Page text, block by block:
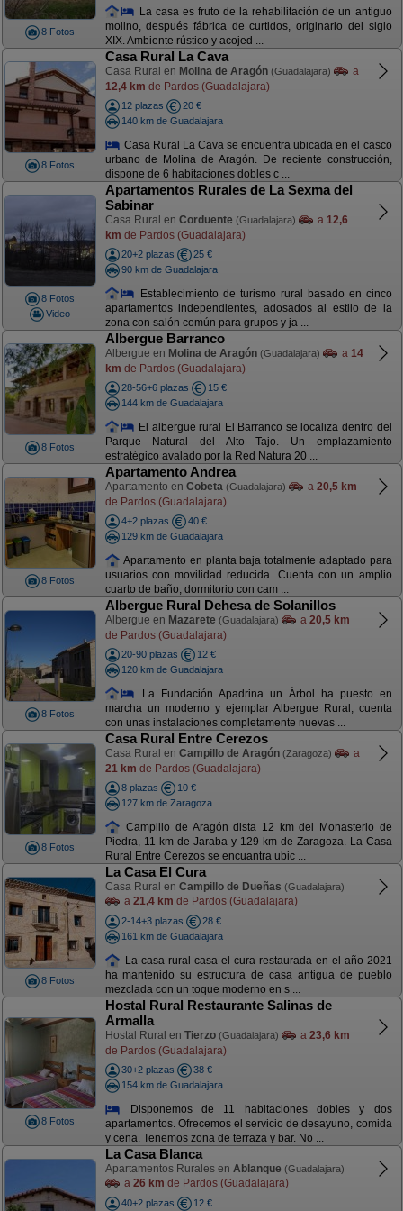
8 Fotos
La casa es fruto de la rehabilitación de un antiguo
molino, después fábrica de curtidos, originario del siglo
XIX. Ambiente rústico y acojed ...
8 Fotos
Casa Rural La Cava
Casa Rural en Molina de Aragón (Guadalajara)
a
12,4 km de Pardos (Guadalajara)
12 plazas
20 €
140 km de Guadalajara
Casa Rural La Cava se encuentra ubicada en el casco
urbano de Molina de Aragón. De reciente construcción,
dispone de 6 habitaciones dobles c ...
8 Fotos
Video
Apartamentos Rurales de La Sexma del
Sabinar
Casa Rural en Corduente (Guadalajara) a 12,6
km de Pardos (Guadalajara)
20+2 plazas
25 €
90 km de Guadalajara
Establecimiento de turismo rural basado en cinco
apartamentos independientes, adosados al estilo de la
zona con salón común para grupos y ja ...
8 Fotos
Albergue Barranco
Albergue en Molina de Aragón (Guadalajara) a 14
km de Pardos (Guadalajara)
28-56+6 plazas
15 €
144 km de Guadalajara
El albergue rural El Barranco se localiza dentro del
Parque Natural del Alto Tajo. Un emplazamiento
estratégico avalado por la Red Natura 20 ...
8 Fotos
Apartamento Andrea
Apartamento en Cobeta (Guadalajara) a 20,5 km
de Pardos (Guadalajara)
4+2 plazas
40 €
129 km de Guadalajara
Apartamento en planta baja totalmente adaptado para
usuarios con movilidad reducida. Cuenta con un amplio
cuarto de baño, dormitorio con cam ...
8 Fotos
Albergue Rural Dehesa de Solanillos
Albergue en Mazarete (Guadalajara) a 20,5 km
de Pardos (Guadalajara)
20-90 plazas
12 €
120 km de Guadalajara
La Fundación Apadrina un Árbol ha puesto en
marcha un moderno y ejemplar Albergue Rural, cuenta
con unas instalaciones completamente nuevas ...
8 Fotos
Casa Rural Entre Cerezos
Casa Rural en Campillo de Aragón (Zaragoza)
a
21 km de Pardos (Guadalajara)
8 plazas
10 €
127 km de Zaragoza
Campillo de Aragón dista 12 km del Monasterio de
Piedra, 11 km de Jaraba y 129 km de Zaragoza. La Casa
Rural Entre Cerezos se encuantra ubic ...
8 Fotos
La Casa El Cura
Casa Rural en Campillo de Dueñas (Guadalajara)
a 21,4 km de Pardos (Guadalajara)
2-14+3 plazas
28 €
161 km de Guadalajara
La casa rural casa el cura restaurada en el año 2021
ha mantenido su estructura de casa antigua de pueblo
mezclada con un toque moderno en s ...
8 Fotos
Hostal Rural Restaurante Salinas de
Armalla
Hostal Rural en Tierzo (Guadalajara) a 23,6 km
de Pardos (Guadalajara)
30+2 plazas
38 €
154 km de Guadalajara
Disponemos de 11 habitaciones dobles y dos
apartamentos. Ofrecemos el servicio de desayuno, comida
y cena. Tenemos zona de terraza y bar. No ...
La Casa Blanca
Apartamentos Rurales en Ablanque (Guadalajara)
a 26 km de Pardos (Guadalajara)
40+2 plazas
12 €